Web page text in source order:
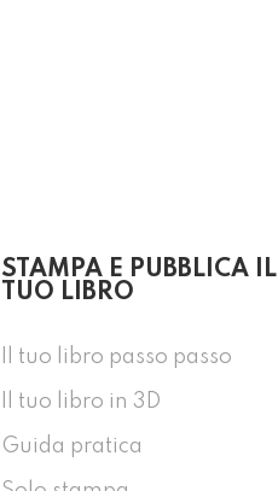
STAMPA E PUBBLICA IL
TUO LIBRO
Il tuo libro passo passo
Il tuo libro in 3D
Guida pratica